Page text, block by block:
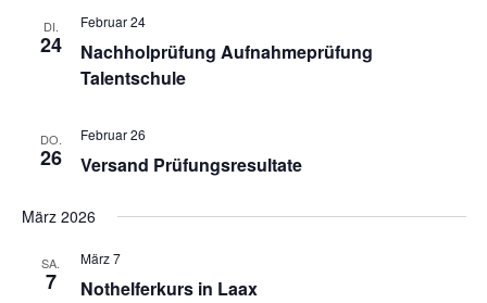
DI.
24
Februar 24
Nachholprüfung Aufnahmeprüfung
Talentschule
DO.
26
Februar 26
Versand Prüfungsresultate
März 2026
SA.
7
März 7
Nothelferkurs in Laax